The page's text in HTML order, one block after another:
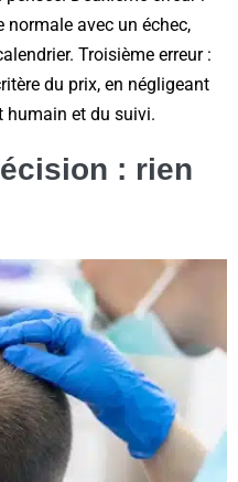
avec un échec,
Troisième erreur :
du prix, en négligeant
humain et du suivi.
: rien